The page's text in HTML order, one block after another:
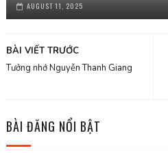
AUGUST 11, 2025
BÀI VIẾT TRƯỚC
Tưởng nhớ Nguyễn Thanh Giang
BÀI ĐĂNG NỔI BẬT